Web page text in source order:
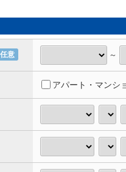
任意 ～
アパート・マンシ